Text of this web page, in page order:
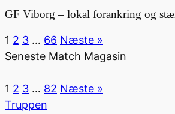
GF Viborg – lokal forankring og
1 2 3 … 66 Næste »
Seneste Match Magasin
1 2 3 … 82 Næste »
Truppen